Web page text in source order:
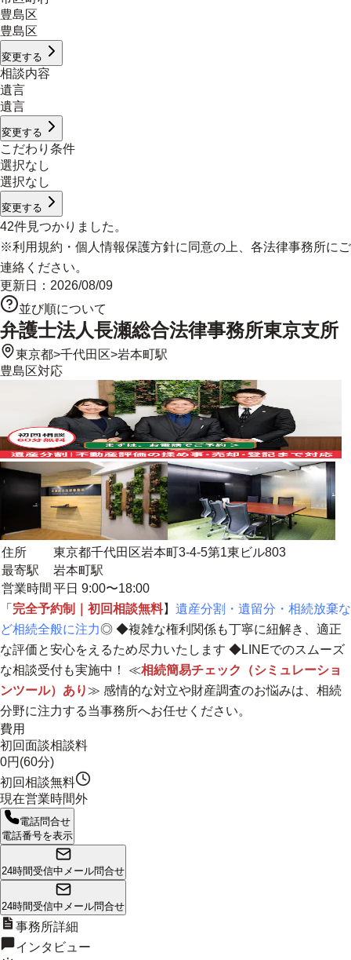
豊島区
豊島区
変更する
相談内容
遺言
遺言
変更する
こだわり条件
選択なし
選択なし
変更する
42件見つかりました。
※利用規約 ・ 個人情報保護方針に同意の上、各法律事務所にご
連絡ください。
更新日： 2026/08/09
並び順について
弁護士法人長瀬総合法律事務所東京支所
東京都>千代田区>岩本町駅
豊島区対応
住所
東京都千代田区岩本町3-4-5第1東ビル803
最寄駅
岩本町駅
営業時間 平日 9:00〜18:00
「 完全予約制｜初回相談無料】 遺産分割・遺留分・相続放棄な
ど相続全般に注力◎ ◆複雑な権利関係も丁寧に紐解き、適正
な評価と安心をえるため尽力いたします ◆LINEでのスムーズ
な相談受付も実施中！ ≪相続簡易チェック（シミュレーショ
ンツール）あり≫ 感情的な対立や財産調査のお悩みは、 相続
分野に注力する当事務所へお任せください。
費用
初回面談相談料
0円(60分)
初回相談無料
現在営業時間外
電話問合せ
電話番号を表示
24時間受信中 メール問合せ
24時間受信中 メール問合せ
事務所詳細
インタビュー